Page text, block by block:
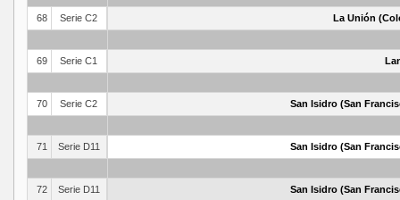
68 Serie C2 La Unión
69 Serie C1
70 Serie C2 San Isidro (San
71 Serie D11 San Isidro (San
72 Serie D11 San Isidro (San